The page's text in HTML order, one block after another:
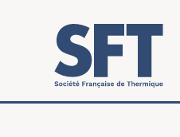
Aller au contenu principal